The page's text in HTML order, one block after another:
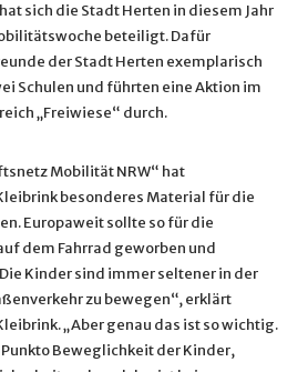
sich die Stadt Herten in diesem Jahr
beteiligt. Dafür
der Stadt Herten exemplarisch
Schulen und führten eine Aktion im
„Freiwiese“ durch.
Mobilität NRW“ hat
besonderes Material für die
Europaweit sollte so für die
dem Fahrrad geworben und
Kinder sind immer seltener in der
zu bewegen“, erklärt
„Aber genau das ist so wichtig.
Beweglichkeit der Kinder,